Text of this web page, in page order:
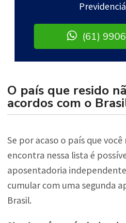
(61)
O país que resido
acordos com o
Se por acaso o país que você
encontra nessa lista é
aposentadoria
cumular com uma segunda
Brasil.